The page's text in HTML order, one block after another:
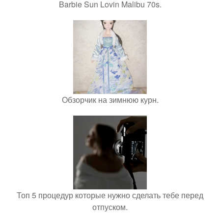
Barbie Sun Lovin Malibu 70s.
Обзорчик на зимнюю курн.
Топ 5 процедур которые нужно сделать тебе перед
отпуском.